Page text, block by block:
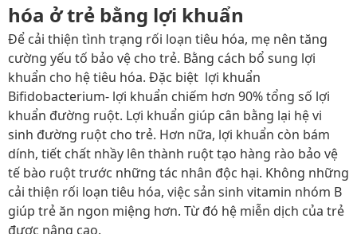
hóa ở trẻ bằng lợi khuẩn
Để cải thiện tình trạng rối loạn tiêu hóa, mẹ nên tăng
cường yếu tố bảo vệ cho trẻ. Bằng cách bổ sung lợi
khuẩn cho hệ tiêu hóa. Đặc biệt lợi khuẩn
Bifidobacterium- lợi khuẩn chiếm hơn 90% tổng số lợi
khuẩn đường ruột. Lợi khuẩn giúp cân bằng lại hệ vi
sinh đường ruột cho trẻ. Hơn nữa, lợi khuẩn còn bám
dính, tiết chất nhầy lên thành ruột tạo hàng rào bảo vệ
tế bào ruột trước những tác nhân độc hại. Không những
cải thiện rối loạn tiêu hóa, việc sản sinh vitamin nhóm B
giúp trẻ ăn ngon miệng hơn. Từ đó hệ miễn dịch của trẻ
được nâng cao.